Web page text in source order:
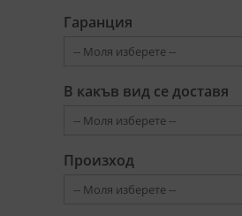
Гаранция
В какъв вид се доставя
Произход